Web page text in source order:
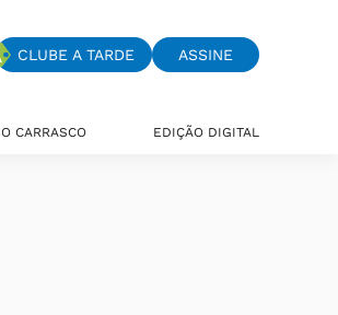
CLUBE A TARDE ASSINE
O CARRASCO EDIÇÃO DIGITAL